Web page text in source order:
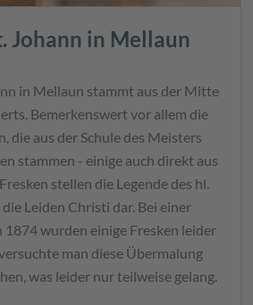
Johann in Mellaun
in Mellaun stammt aus der Mitte
Bemerkenswert vor allem die
die aus der Schule des Meisters
stammen - einige auch direkt aus
stellen die Legende des hl.
Leiden Christi dar. Bei einer
1874 wurden einige Fresken leider
man diese Übermalung
was leider nur teilweise gelang.